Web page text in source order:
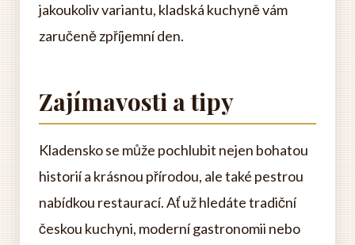
jakoukoliv variantu, kladská kuchyně vám
zaručeně zpříjemní den.
Zajímavosti a tipy
Kladensko se může pochlubit nejen bohatou
historií a krásnou přírodou, ale také pestrou
nabídkou restaurací. Ať už hledáte tradiční
českou kuchyni, moderní gastronomii nebo